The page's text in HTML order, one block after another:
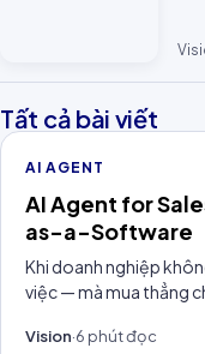
Tất cả bài viết
AI AGENT
AI Agent for
as-a-Software
Khi doanh nghiệp
việc — mà mua thẳng
(outcome-based), và vì
Vision·6 phút đọc